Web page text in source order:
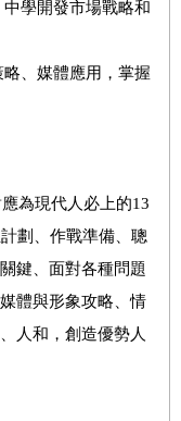
學開發市場戰略和
、媒體應用，掌握
為現代人必上的13
劃、作戰準備、聰
鍵、面對各種問題
體與形象攻略、情
人和，創造優勢人